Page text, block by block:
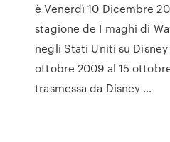
è Venerdì 10 Dicembre
stagione de I maghi di
negli Stati Uniti su
ottobre 2009 al 15
trasmessa da Disney …